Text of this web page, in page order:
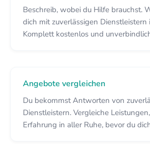
Beschreib, wobei du Hilfe brauchst.
dich mit zuverlässigen Dienstleistern
Komplett kostenlos und
Angebote vergleichen
Du bekommst Antworten von
Dienstleistern. Vergleiche
Erfahrung in aller Ruhe, bevor du